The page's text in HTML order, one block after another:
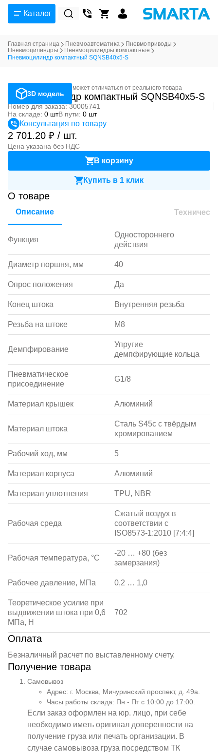
Каталог
Главная страница Пневмоавтоматика
Пневмоприводы
Пневмоцилиндры
Пневмоцилиндры компактные
Пневмоцилиндр компактный SQNSB40x5-S
3D модель
Фотография может отличаться от реального товара
Пневмоцилиндр компактный SQNSB40x5-S
Номер для заказа: 30005741
На складе: 0 штВ пути: 0 шт
Консультация по товару
2 701.20 ₽ / шт.
Цена указана без НДС
В корзину
Купить в 1 клик
О товаре
Описание
Функция
Одностороннего
действия
Диаметр поршня, мм 40
Опрос положения Да
Конец штока Внутренняя резьба
Резьба на штоке M8
Демпфирование
Упругие
демпфирующие кольца
Пневматическое
присоединение
G1/8
Материал крышек Алюминий
Материал штока
Сталь S45c с твёрдым
хромированием
Рабочий ход, мм 5
Материал корпуса Алюминий
Материал уплотнения TPU, NBR
Рабочая среда
Сжатый воздух в
соответствии с
ISO8573-1:2010 [7:4:4]
Рабочая температура, °С
-20 … +80 (без
замерзания)
Рабочее давление, МПа 0,2 … 1,0
Теоретическое усилие при
выдвижении штока при 0,6
МПа, Н
702
Оплата
Безналичный расчет по выставленному счету.
Получение товара
Самовывоз
Адрес: г. Москва, Мичуринский проспект, д. 49а.
Часы работы склада: Пн - Пт с 10:00 до 17:00.
Если заказ оформлен на юр. лицо, при себе
необходимо иметь оригинал доверенности на
получение груза или печать организации. В
случае самовывоза груза посредством ТК